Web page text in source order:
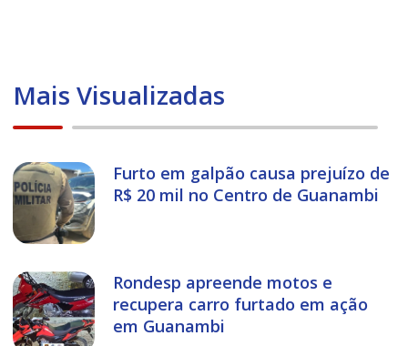
Mais Visualizadas
Furto em galpão causa prejuízo de
R$ 20 mil no Centro de Guanambi
Rondesp apreende motos e
recupera carro furtado em ação
em Guanambi